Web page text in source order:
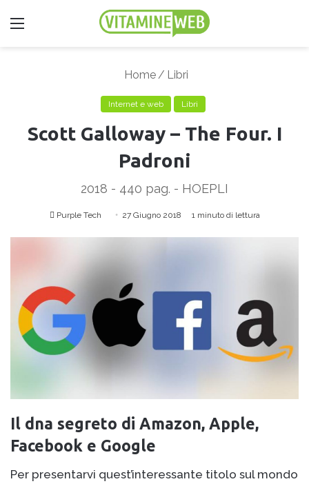
Home / Libri
Internet e web Libri
Scott Galloway – The Four. I
Padroni
2018 - 440 pag. - HOEPLI
Purple Tech
u
e
27 Giugno 2018 1 minuto di lettura
Il dna segreto di Amazon, Apple,
Facebook e Google
Per presentarvi quest’interessante titolo sul mondo